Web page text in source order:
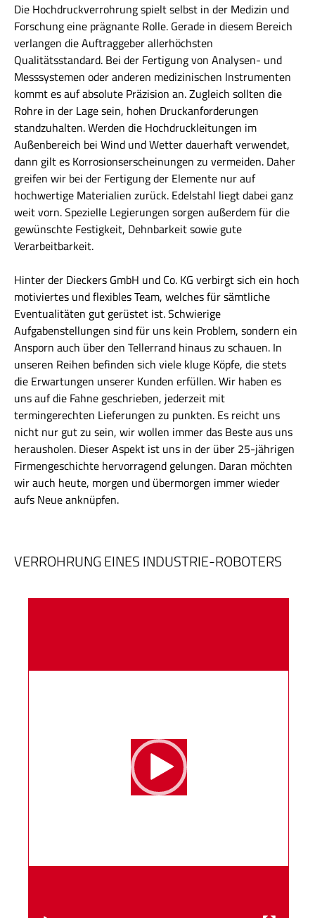
Die Hochdruckverrohrung spielt selbst in der Medizin und
Forschung eine prägnante Rolle. Gerade in diesem Bereich
verlangen die Auftraggeber allerhöchsten
Qualitätsstandard. Bei der Fertigung von Analysen- und
Messsystemen oder anderen medizinischen Instrumenten
kommt es auf absolute Präzision an. Zugleich sollten die
Rohre in der Lage sein, hohen Druckanforderungen
standzuhalten. Werden die Hochdruckleitungen im
Außenbereich bei Wind und Wetter dauerhaft verwendet,
dann gilt es Korrosionserscheinungen zu vermeiden. Daher
greifen wir bei der Fertigung der Elemente nur auf
hochwertige Materialien zurück. Edelstahl liegt dabei ganz
weit vorn. Spezielle Legierungen sorgen außerdem für die
gewünschte Festigkeit, Dehnbarkeit sowie gute
Verarbeitbarkeit.
Hinter der Dieckers GmbH und Co. KG verbirgt sich ein hoch
motiviertes und flexibles Team, welches für sämtliche
Eventualitäten gut gerüstet ist. Schwierige
Aufgabenstellungen sind für uns kein Problem, sondern ein
Ansporn auch über den Tellerrand hinaus zu schauen. In
unseren Reihen befinden sich viele kluge Köpfe, die stets
die Erwartungen unserer Kunden erfüllen. Wir haben es
uns auf die Fahne geschrieben, jederzeit mit
termingerechten Lieferungen zu punkten. Es reicht uns
nicht nur gut zu sein, wir wollen immer das Beste aus uns
herausholen. Dieser Aspekt ist uns in der über 25-jährigen
Firmengeschichte hervorragend gelungen. Daran möchten
wir auch heute, morgen und übermorgen immer wieder
aufs Neue anknüpfen.
VERROHRUNG EINES INDUSTRIE-ROBOTERS